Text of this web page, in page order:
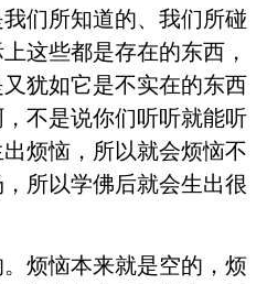
们所知道的、我们所碰
这些都是存在的东西，
犹如它是不实在的东西
不是说你们听听就能听
烦恼，所以就会烦恼不
所以学佛后就会生出很
烦恼本来就是空的，烦